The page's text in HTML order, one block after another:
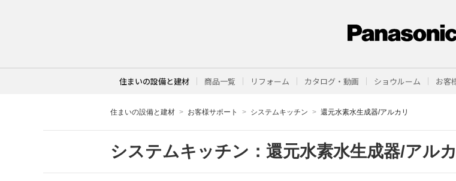
住まいの設備と建材 商品一覧 リフォーム カタログ・動画 ショウルーム お客
住まいの設備と建材 お客様サポート システムキッチン 還元水素水生成器/アルカリ
システムキッチン： 還元水素水生成器/アル